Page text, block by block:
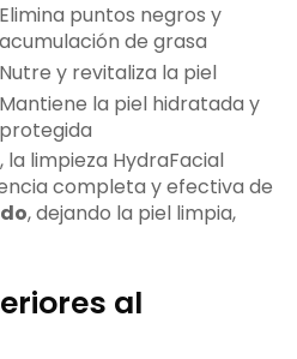
Elimina puntos negros y
acumulación de grasa
Nutre y revitaliza la piel
Mantiene la piel hidratada y
protegida
limpieza HydraFacial
completa y efectiva de
, dejando la piel limpia,
al